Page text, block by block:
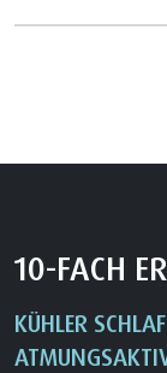
10-FACH
KÜHLER